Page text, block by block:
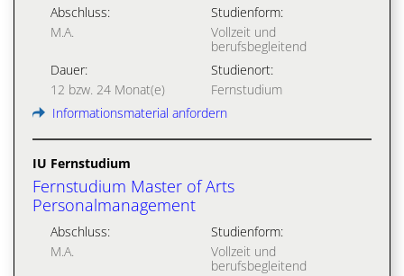
Abschluss:
M.A.
Studienform:
Vollzeit und
berufsbegleitend
Dauer:
12 bzw. 24 Monat(e)
Studienort:
Fernstudium
Informationsmaterial anfordern
IU Fernstudium
Fernstudium Master of Arts
Personalmanagement
Abschluss:
M.A.
Studienform:
Vollzeit und
berufsbegleitend